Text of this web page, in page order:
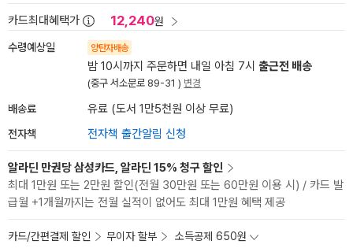
카드최대혜택가 12,240원
수령예상일 양탄자배송
밤 10시까지 주문하면 내일 아침 7시 출근전 배송
(중구 서소문로 89-31 ) 변경
배송료 유료 (도서 1만5천원 이상 무료)
전자책 전자책 출간알림 신청
알라딘 만권당 삼성카드, 알라딘 15% 청구 할인
최대 1만원 또는 2만원 할인(전월 30만원 또는 60만원 이용 시) / 카드 발
급월 +1개월까지는 전월 실적이 없어도 최대 1만원 혜택 제공
카드/간편결제 할인 무이자 할부 소득공제 650원